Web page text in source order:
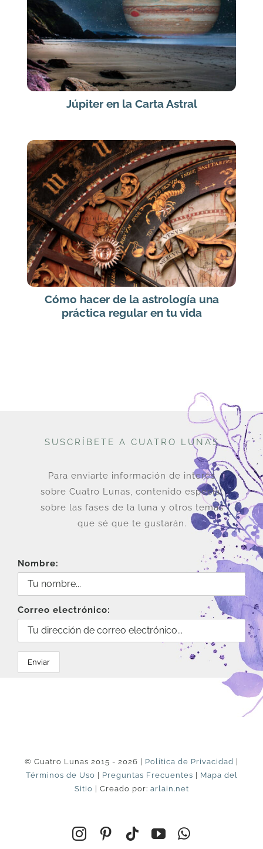
Júpiter en la Carta Astral
Cómo hacer de la astrología una
práctica regular en tu vida
SUSCRÍBETE A CUATRO LUNAS
Para enviarte información de interés
sobre Cuatro Lunas, contenido especial
sobre las fases de la luna y otros temas
que sé que te gustarán.
Nombre:
Correo electrónico:
© Cuatro Lunas 2015 - 2026 | Política de Privacidad
Términos de Uso
Preguntas Frecuentes
Mapa del
Sitio | Creado por: arlain.net